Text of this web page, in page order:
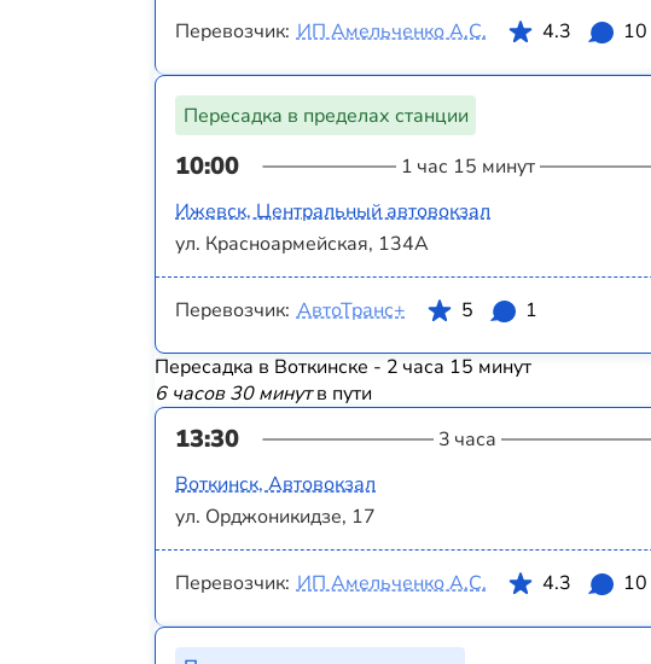
Перевозчик: ИП Амельченко А.С. 4.3 10
Пересадка в пределах станции
10:00 1 час 15 минут
Ижевск, Центральный автовокзал
ул. Красноармейская, 134А
Перевозчик: АвтоТранс+ 5 1
Пересадка в Воткинске - 2 часа 15 минут
6 часов 30 минутв пути
13:30 3 часа
Воткинск, Автовокзал
ул. Орджоникидзе, 17
Перевозчик: ИП Амельченко А.С. 4.3 10